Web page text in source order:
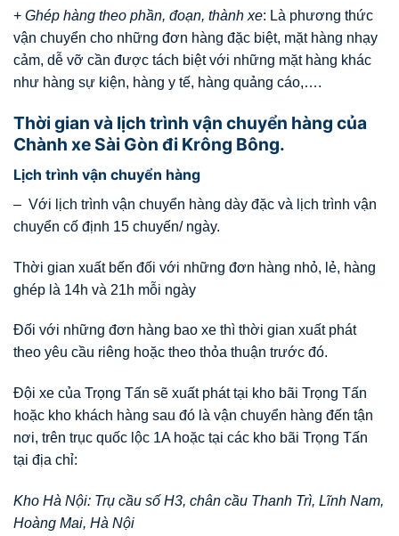
+ Ghép hàng theo phần, đoạn, thành xe: Là phương thức
vận chuyển cho những đơn hàng đặc biệt, mặt hàng nhạy
cảm, dễ vỡ cần được tách biệt với những mặt hàng khác
như hàng sự kiện, hàng y tế, hàng quảng cáo,….
Thời gian và lịch trình vận chuyển hàng của
Chành xe Sài Gòn đi Krông Bông.
Lịch trình vận chuyển hàng
– Với lịch trình vận chuyển hàng dày đặc và lịch trình vận
chuyển cố định 15 chuyến/ ngày.
Thời gian xuất bến đối với những đơn hàng nhỏ, lẻ, hàng
ghép là 14h và 21h mỗi ngày
Đối với những đơn hàng bao xe thì thời gian xuất phát
theo yêu cầu riêng hoặc theo thỏa thuận trước đó.
Đội xe của Trọng Tấn sẽ xuất phát tại kho bãi Trọng Tấn
hoặc kho khách hàng sau đó là vận chuyển hàng đến tận
nơi, trên trục quốc lộc 1A hoặc tại các kho bãi Trọng Tấn
tại địa chỉ:
Kho Hà Nội: Trụ cầu số H3, chân cầu Thanh Trì, Lĩnh Nam,
Hoàng Mai, Hà Nội